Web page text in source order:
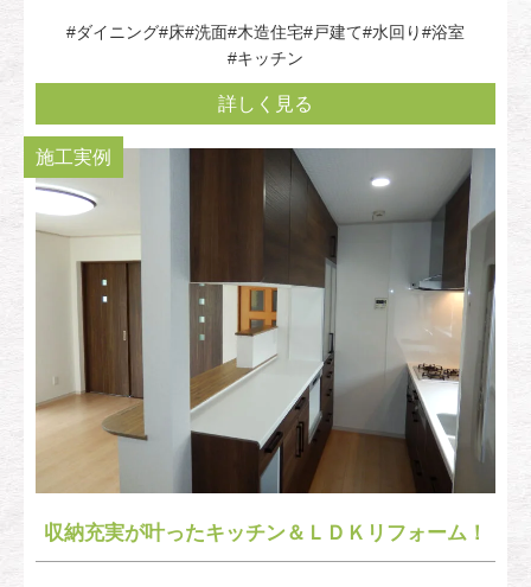
#ダイニング#床#洗面#木造住宅#戸建て#水回り#浴室
#キッチン
詳しく見る
施工実例
収納充実が叶ったキッチン＆ＬＤＫリフォーム！